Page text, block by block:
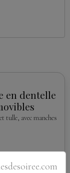
en dentelle
tulle, avec manches